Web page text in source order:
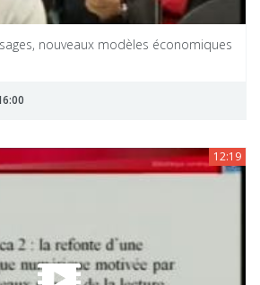
nouveaux modèles économiques
12:19